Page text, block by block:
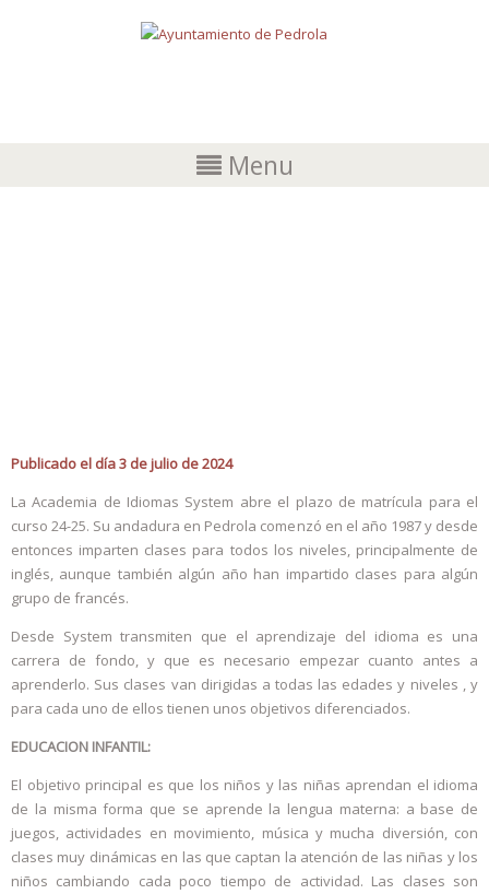
Menu
Publicado el día 3 de julio de 2024
La Academia de Idiomas System abre el plazo de matrícula para el
curso 24-25. Su andadura en Pedrola comenzó en el año 1987 y desde
entonces imparten clases para todos los niveles, principalmente de
inglés, aunque también algún año han impartido clases para algún
grupo de francés.
Desde System transmiten que el aprendizaje del idioma es una
carrera de fondo, y que es necesario empezar cuanto antes a
aprenderlo. Sus clases van dirigidas a todas las edades y niveles , y
para cada uno de ellos tienen unos objetivos diferenciados.
EDUCACION INFANTIL:
El objetivo principal es que los niños y las niñas aprendan el idioma
de la misma forma que se aprende la lengua materna: a base de
juegos, actividades en movimiento, música y mucha diversión, con
clases muy dinámicas en las que captan la atención de las niñas y los
niños cambiando cada poco tiempo de actividad. Las clases son